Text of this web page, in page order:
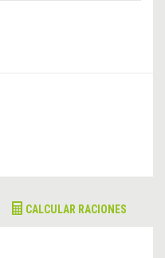
CALCULAR RACIONES